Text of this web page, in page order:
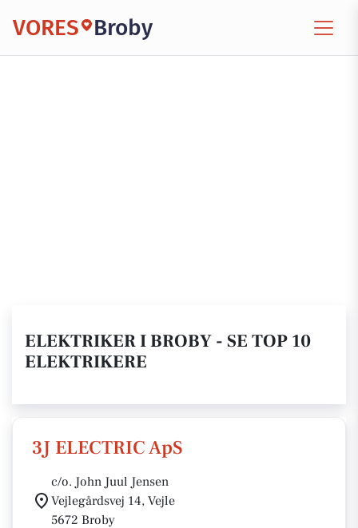
VORES Broby
ELEKTRIKER I BROBY - SE TOP 10
ELEKTRIKERE
3J ELECTRIC ApS
c/o. John Juul Jensen
Vejlegårdsvej 14, Vejle
5672 Broby